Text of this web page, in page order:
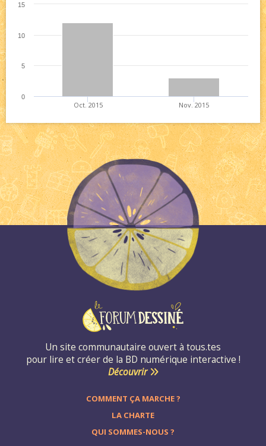
Oct. 2015 Nov. 2015
0
5
10
15
Un site communautaire ouvert à tous.tes
pour lire et créer de la BD numérique interactive !
Découvrir
COMMENT ÇA MARCHE ?
LA CHARTE
QUI SOMMES-NOUS ?